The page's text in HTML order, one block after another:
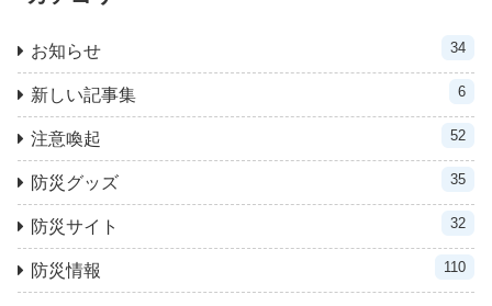
お知らせ 34
新しい記事集 6
注意喚起 52
防災グッズ 35
防災サイト 32
防災情報 110